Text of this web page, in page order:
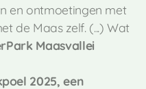
en ontmoetingen met
de Maas zelf. (...) Wat
Maasvallei
2025, een